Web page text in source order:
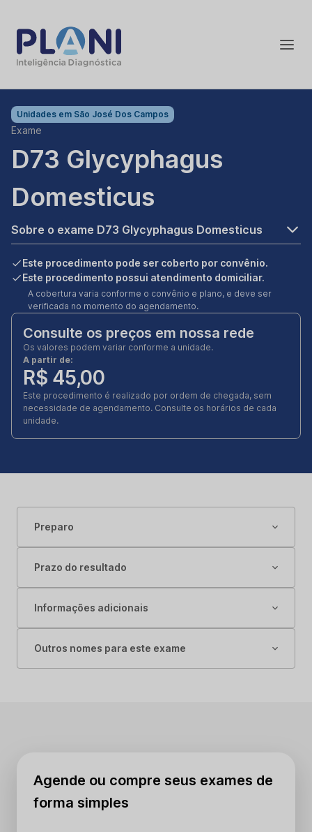
Unidades em São José Dos Campos
Exame
D73 Glycyphagus
Domesticus
Sobre o exame D73 Glycyphagus Domesticus
Este procedimento pode ser coberto por convênio.
Este procedimento possui atendimento domiciliar.
A cobertura varia conforme o convênio e plano, e deve ser
verificada no momento do agendamento.
Consulte os preços em nossa rede
Os valores podem variar conforme a unidade.
A partir de:
R$ 45,00
Este procedimento é realizado por ordem de chegada, sem
necessidade de agendamento. Consulte os horários de cada
unidade.
Preparo
Prazo do resultado
Informações adicionais
Outros nomes para este exame
Agende ou compre seus exames de
forma simples